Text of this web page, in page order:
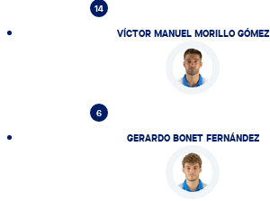
14
VÍCTOR MANUEL MORILLO GÓMEZ
6
GERARDO BONET FERNÁNDEZ